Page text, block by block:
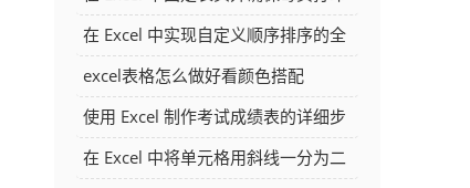
时都显示表头的方法详解
在 Excel 中实现自定义顺序排序的全
面指南
excel表格怎么做好看颜色搭配
使用 Excel 制作考试成绩表的详细步
骤及技巧
在 Excel 中将单元格用斜线一分为二